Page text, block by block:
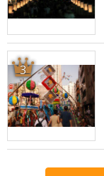
3